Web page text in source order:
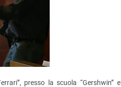
presso la scuola “Gershwin” e